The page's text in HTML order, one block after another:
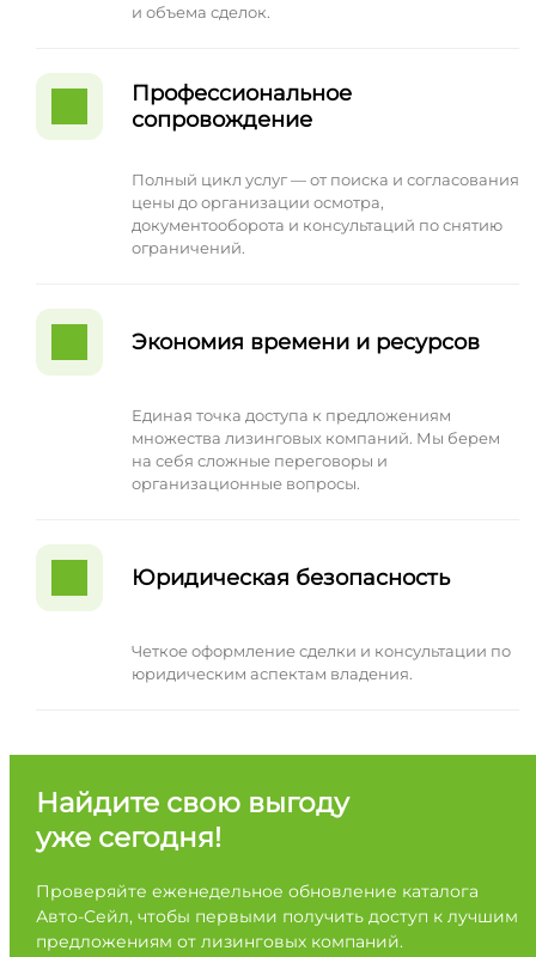
и объема сделок.
Профессиональное
сопровождение
Полный цикл услуг — от поиска и согласования
цены до организации осмотра,
документооборота и консультаций по снятию
ограничений.
Экономия времени и ресурсов
Единая точка доступа к предложениям
множества лизинговых компаний. Мы берем
на себя сложные переговоры и
организационные вопросы.
Юридическая безопасность
Четкое оформление сделки и консультации по
юридическим аспектам владения.
Найдите свою выгоду
уже сегодня!
Проверяйте еженедельное обновление каталога
Авто-Сейл, чтобы первыми получить доступ к лучшим
предложениям от лизинговых компаний.